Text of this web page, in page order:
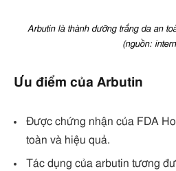
Arbutin là thành dưỡng trắng da an
(nguồn:
Ưu điểm của Arbutin
Được chứng nhận của FDA
toàn và hiệu quả.
Tác dụng của arbutin tương